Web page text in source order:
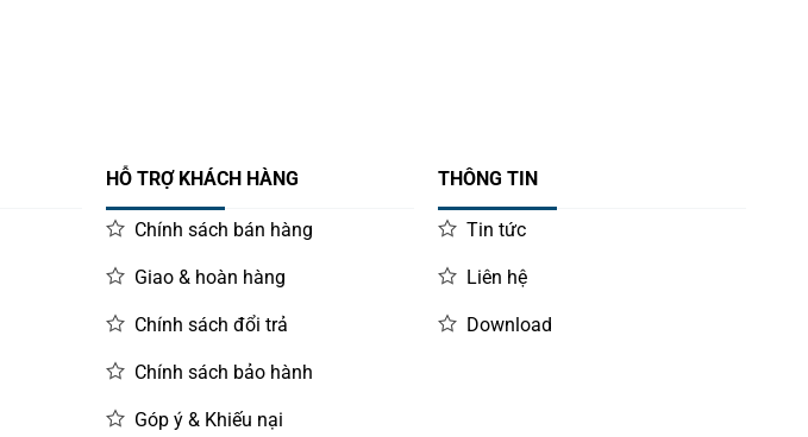
HỖ TRỢ KHÁCH HÀNG
Chính sách bán hàng
Giao & hoàn hàng
Chính sách đổi trả
Chính sách bảo hành
Góp ý & Khiếu nại
THÔNG TIN
Tin tức
Liên hệ
Download